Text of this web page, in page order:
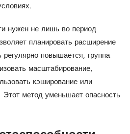
нужен не лишь во период
планировать расширение
повышается, группа
масштабирование,
кэширование или
Этот метод уменьшает опасность